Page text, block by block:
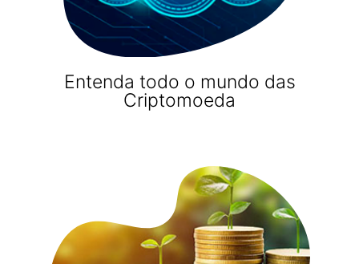
Entenda todo o mundo das
Criptomoeda